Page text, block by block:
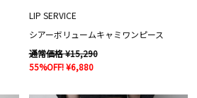
LIP SERVICE
シアーボリュームキャミワンピース
通常価格 ¥15,290
55%OFF! ¥6,880